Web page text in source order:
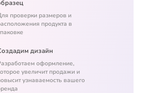
проверки размеров и
продукта в
дизайн
оформление,
увеличит продажи и
узнаваемость вашего